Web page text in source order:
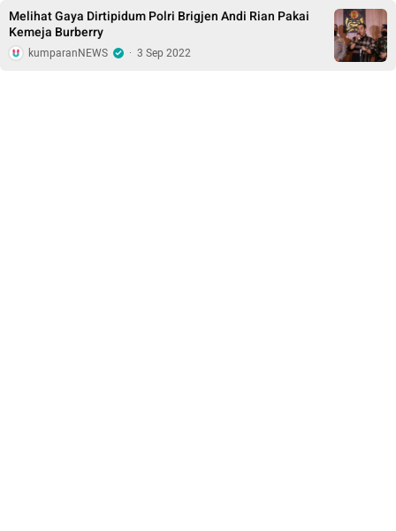
Melihat Gaya Dirtipidum Polri Brigjen Andi Rian Pakai
Kemeja Burberry
kumparanNEWS · 3 Sep 2022